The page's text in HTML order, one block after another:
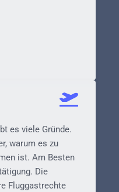
es viele Gründe.
warum es zu
ist. Am Besten
Die
Fluggastrechte